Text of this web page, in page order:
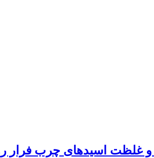
و غلظت اسیدهای چرب فرار